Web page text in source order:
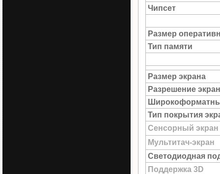
Чипсет
Размер
Тип памяти
Размер экрана
Разрешение
Тип покрытия
Сенсорный экран
Мультитач-экран
Светодиодная
Поддержка 3D